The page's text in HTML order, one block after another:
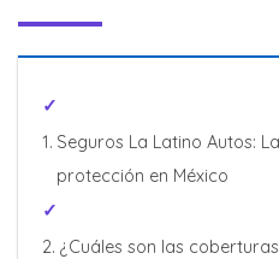
Seguros La Latino Autos:
protección en México
¿Cuáles son las